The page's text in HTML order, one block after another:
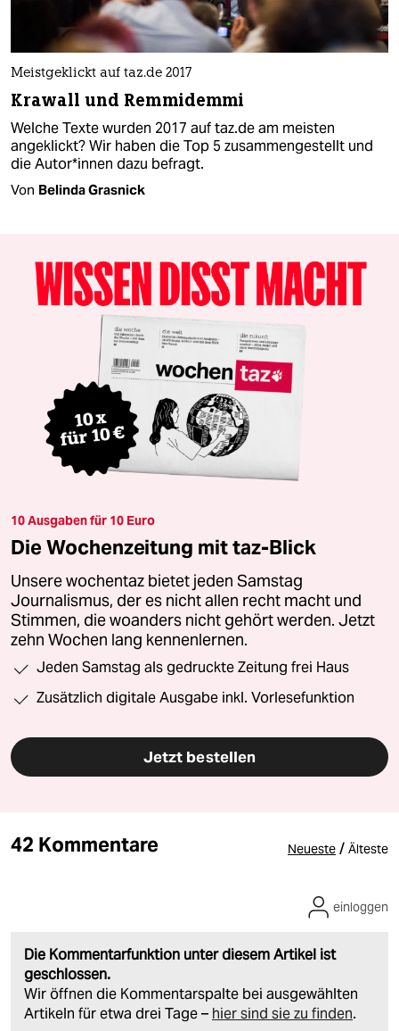
Meistgeklickt auf taz.de 2017
Krawall und Remmidemmi
Welche Texte wurden 2017 auf taz.de am meisten
angeklickt? Wir haben die Top 5 zusammengestellt und
die Autor*innen dazu befragt.
Von Belinda Grasnick
10 Ausgaben für 10 Euro
Die Wochenzeitung mit taz-Blick
Unsere wochentaz bietet jeden Samstag
Journalismus, der es nicht allen recht macht und
Stimmen, die woanders nicht gehört werden. Jetzt
zehn Wochen lang kennenlernen.
Jeden Samstag als gedruckte Zeitung frei Haus
Zusätzlich digitale Ausgabe inkl. Vorlesefunktion
Jetzt bestellen
42 Kommentare Neueste / Älteste
Die Kommentarfunktion unter diesem Artikel ist
geschlossen.
Wir öffnen die Kommentarspalte bei ausgewählten
Artikeln für etwa drei Tage – hier sind sie zu finden.
einloggen